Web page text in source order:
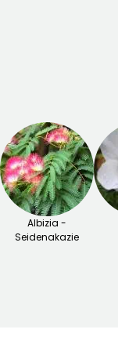
Albizia -
Seidenakazie